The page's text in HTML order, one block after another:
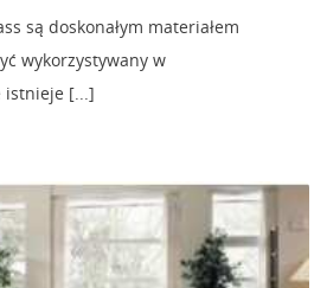
są doskonałym materiałem
wykorzystywany w
istnieje [...]